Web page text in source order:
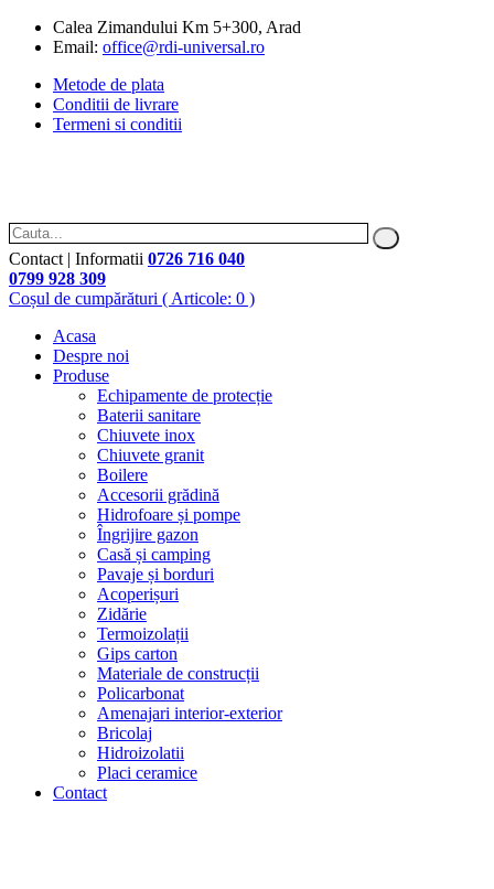
Calea Zimandului Km 5+300, Arad
Email: office@rdi-universal.ro
Metode de plata
Conditii de livrare
Termeni si conditii
Contact | Informatii 0726 716 040
0799 928 309
Coșul de cumpărături ( Articole: 0 )
Acasa
Despre noi
Produse
Echipamente de protecție
Baterii sanitare
Chiuvete inox
Chiuvete granit
Boilere
Accesorii grădină
Hidrofoare și pompe
Îngrijire gazon
Casă și camping
Pavaje și borduri
Acoperișuri
Zidărie
Termoizolații
Gips carton
Materiale de construcții
Policarbonat
Amenajari interior-exterior
Bricolaj
Hidroizolatii
Placi ceramice
Contact